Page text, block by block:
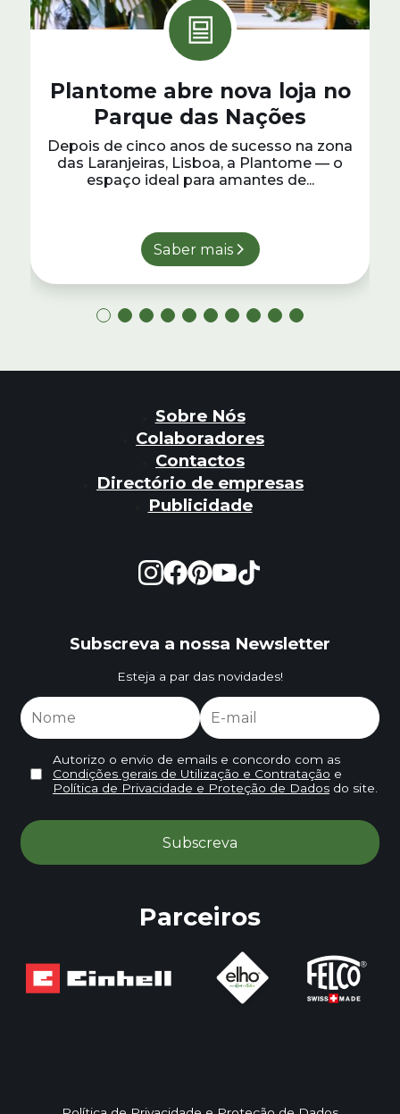
Plantome abre nova loja no
Parque das Nações
Depois de cinco anos de sucesso na zona
das Laranjeiras, Lisboa, a Plantome — o
espaço ideal para amantes de...
Saber mais
Sobre Nós
Colaboradores
Contactos
Directório de empresas
Publicidade
Subscreva a nossa Newsletter
Esteja a par das novidades!
Autorizo o envio de emails e concordo com as
Condições gerais de Utilização e Contratação e
Política de Privacidade e Proteção de Dadosdo site.
Parceiros